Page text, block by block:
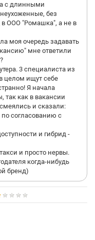
с длинными
без
в ООО "Ромашка", а не в
моя очередь задавать
мне ответили
3 специалиста из
целом ищут себе
Я начала
так как в вакансии
и сказали:
по согласованию с
и гибрид -
и просто нервы.
когда-нибудь
бренд)